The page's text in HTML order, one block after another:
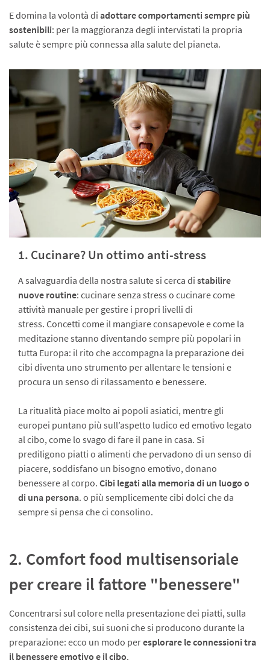
E domina la volontà di adottare comportamenti sempre più
sostenibili: per la maggioranza degli intervistati la propria
salute è sempre più connessa alla salute del pianeta.
1. Cucinare? Un ottimo anti-stress
A salvaguardia della nostra salute si cerca di stabilire
nuove routine: cucinare senza stress o cucinare come
attività manuale per gestire i propri livelli di
stress. Concetti come il mangiare consapevole e come la
meditazione stanno diventando sempre più popolari in
tutta Europa: il rito che accompagna la preparazione dei
cibi diventa uno strumento per allentare le tensioni e
procura un senso di rilassamento e benessere.
La ritualità piace molto ai popoli asiatici, mentre gli
europei puntano più sull’aspetto ludico ed emotivo legato
al cibo, come lo svago di fare il pane in casa. Si
prediligono piatti o alimenti che pervadono di un senso di
piacere, soddisfano un bisogno emotivo, donano
benessere al corpo. Cibi legati alla memoria di un luogo o
di una persona. o più semplicemente cibi dolci che da
sempre si pensa che ci consolino.
2. Comfort food multisensoriale
per creare il fattore "benessere"
Concentrarsi sul colore nella presentazione dei piatti, sulla
consistenza dei cibi, sui suoni che si producono durante la
preparazione: ecco un modo peresplorare le connessioni tra
il benessere emotivo e il cibo.